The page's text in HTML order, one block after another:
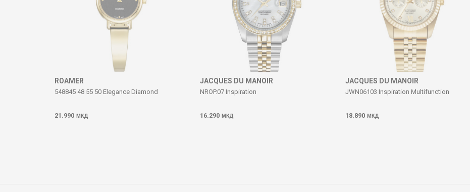
ROAMER
548845 48 55 50 Elegance Diamond
21.990 МКД
JACQUES DU MANOIR
NROP.07 Inspiration
16.290 МКД
JACQUES DU MANOIR
JWN06103 Inspiration Multifunction
18.890 МКД